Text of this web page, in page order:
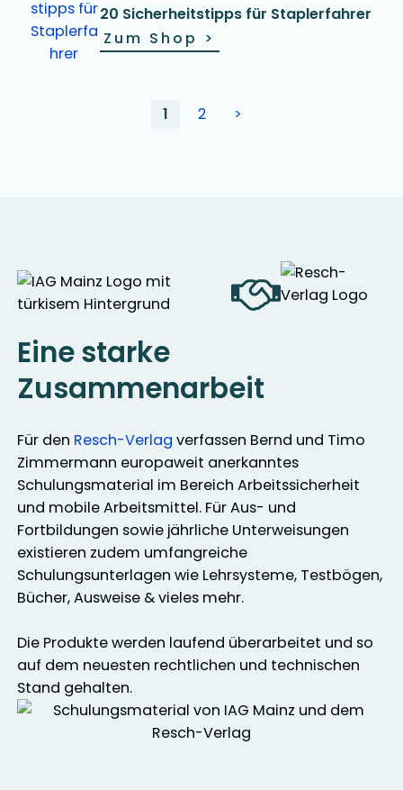
20 Sicherheitstipps für Staplerfahrer
Zum Shop >
1 2 >
Eine starke
Zusammenarbeit
Für den Resch-Verlag verfassen Bernd und Timo
Zimmermann europaweit anerkanntes
Schulungsmaterial im Bereich Arbeitssicherheit
und mobile Arbeitsmittel. Für Aus- und
Fortbildungen sowie jährliche Unterweisungen
existieren zudem umfangreiche
Schulungsunterlagen wie Lehrsysteme, Testbögen,
Bücher, Ausweise & vieles mehr.
Die Produkte werden laufend überarbeitet und so
auf dem neuesten rechtlichen und technischen
Stand gehalten.